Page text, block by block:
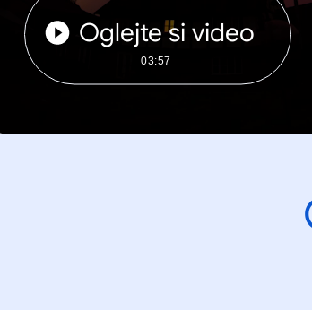
Oglejte si video
03:57